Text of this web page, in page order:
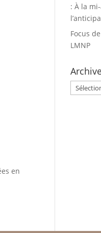
en
: À la
Focus
LMNP
Archives